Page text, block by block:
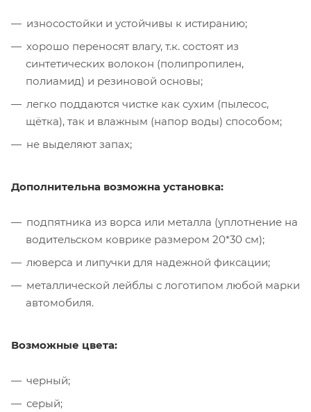
износостойки и устойчивы к истиранию;
хорошо переносят влагу, т.к. состоят из
синтетических волокон (полипропилен,
полиамид) и резиновой основы;
легко поддаются чистке как сухим (пылесос,
щётка), так и влажным (напор воды) способом;
не выделяют запах;
Дополнительна возможна установка:
подпятника из ворса или металла (уплотнение на
водительском коврике размером 20*30 см);
люверса и липучки для надежной фиксации;
металлической лейблы с логотипом любой марки
автомобиля.
Возможные цвета:
черный;
серый;